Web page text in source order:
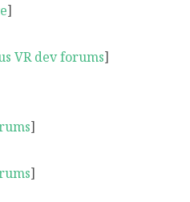
]
VR dev forums]
]
]